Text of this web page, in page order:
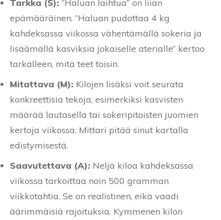
Tarkka (S): “Haluan laihtua” on liian
epämääräinen. “Haluan pudottaa 4 kg
kahdeksassa viikossa vähentämällä sokeria ja
lisäämällä kasviksia jokaiselle aterialle” kertoo
tarkalleen, mitä teet toisin.
Mitattava (M): Kilojen lisäksi voit seurata
konkreettisia tekoja, esimerkiksi kasvisten
määrää lautasella tai sokeripitoisten juomien
kertoja viikossa. Mittari pitää sinut kartalla
edistymisestä.
Saavutettava (A): Neljä kiloa kahdeksassa
viikossa tarkoittaa noin 500 gramman
viikkotahtia. Se on realistinen, eikä vaadi
äärimmäisiä rajoituksia. Kymmenen kilon